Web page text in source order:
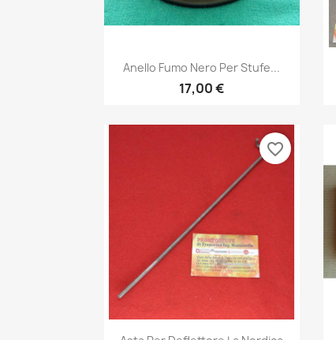
Anteprima
Anello Fumo Nero Per Stufe...
17,00 €
Anteprima
favorite_border